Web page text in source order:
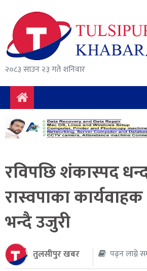
२०८३ साउन २३ गते शनिवार
समाचार
राजनीति
सुरक्षा/
अपराध
दुर्घटना
विचार
अर्थ
संवाद
मनोरञ्जन
थप
रविपछि शंकास्पद
रास्वपाका
भन्दै उजुरी
तुलसीपुर खबर पढ्न लाग्ने